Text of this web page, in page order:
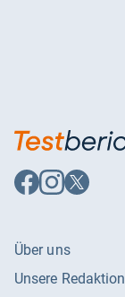
Auf
Facebook
Auf
Instagram
Auf
X
Über uns
Unsere Redaktion